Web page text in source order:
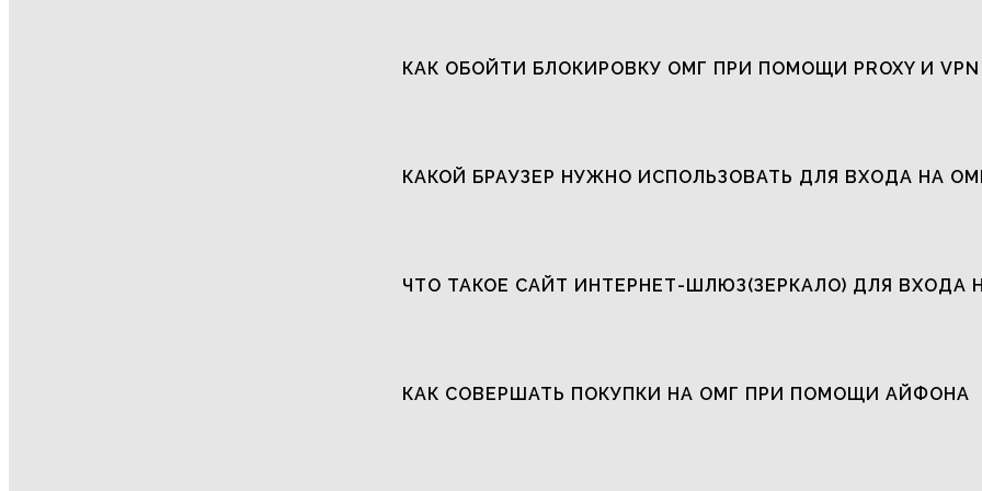
КАК ОБОЙТИ БЛОКИРОВКУ ОМГ ПРИ ПОМОЩИ PROXY И VPN
КАКОЙ БРАУЗЕР НУЖНО ИСПОЛЬЗОВАТЬ ДЛЯ ВХОДА НА
ЧТО ТАКОЕ САЙТ ИНТЕРНЕТ-ШЛЮЗ(ЗЕРКАЛО) ДЛЯ ВХОДА
КАК СОВЕРШАТЬ ПОКУПКИ НА ОМГ ПРИ ПОМОЩИ АЙФОНА